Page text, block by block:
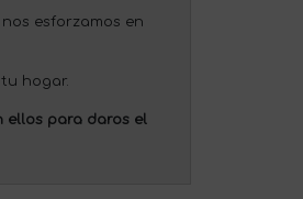
esforzamos en
hogar.
ellos para daros el